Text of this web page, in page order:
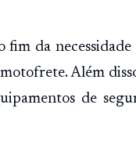
da
Além
de